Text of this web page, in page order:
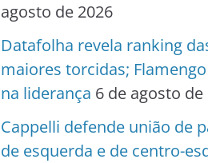
agosto de 2026
Datafolha revela ranking
maiores torcidas;
na liderança 6 de agosto de
Cappelli defende união de
de esquerda e de centro-